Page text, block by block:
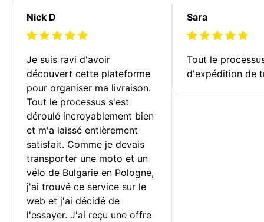
Nick D
Je suis ravi d'avoir
découvert cette plateforme
pour organiser ma livraison.
Tout le processus s'est
déroulé incroyablement bien
et m'a laissé entièrement
satisfait. Comme je devais
transporter une moto et un
vélo de Bulgarie en Pologne,
j'ai trouvé ce service sur le
web et j'ai décidé de
l'essayer. J'ai reçu une offre
Sara
Tout le
d'expédition de